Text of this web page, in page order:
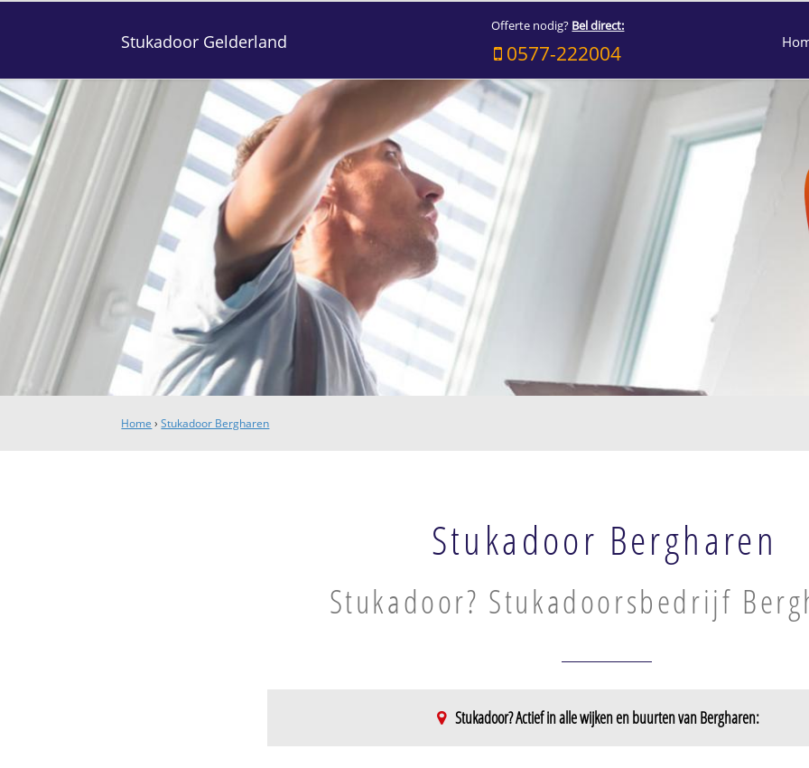
Stukadoor Gelderland
Offerte nodig? Bel direct:
0577-222004
Home ›Stukadoor Bergharen
Stukadoor Bergharen
Stukadoor? Stukadoorsbedrijf
Stukadoor? Actief in alle wijken en buurten van Bergharen: